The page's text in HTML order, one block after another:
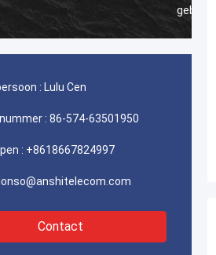
Iran, onze cliënt is zeer
de kwaliteit.
: Lulu Cen
: 86-574-63501950
: +8618667824997
Contact